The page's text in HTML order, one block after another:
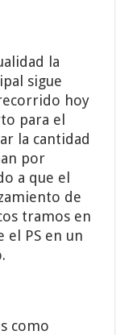
la
sigue
hoy
para el
la cantidad
por
a que el
de
tramos en
el PS en un
como